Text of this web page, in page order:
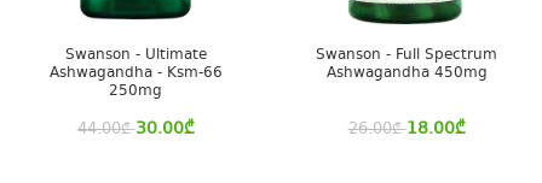
Swanson - Ultimate
Ashwagandha - Ksm-66
250mg
44.00₾ 30.00₾
Swanson - Full Spectrum
Ashwagandha 450mg
26.00₾ 18.00₾